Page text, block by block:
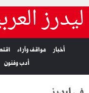
ليدرز
أخبار مواقف وآراء
أدب وفنون